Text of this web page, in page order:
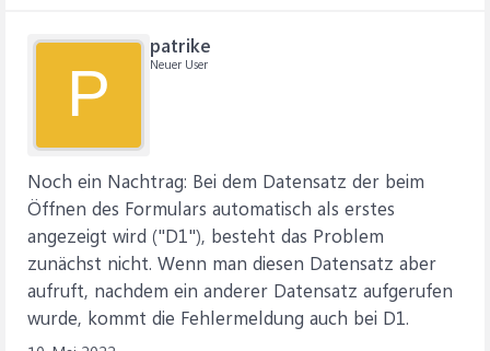
P
patrike
Neuer User
Noch ein Nachtrag: Bei dem Datensatz der beim
Öffnen des Formulars automatisch als erstes
angezeigt wird ("D1"), besteht das Problem
zunächst nicht. Wenn man diesen Datensatz aber
aufruft, nachdem ein anderer Datensatz aufgerufen
wurde, kommt die Fehlermeldung auch bei D1.